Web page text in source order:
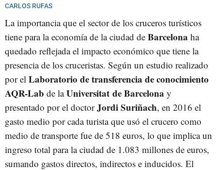
CARLOS RUFAS
La importancia que el sector de los cruceros turísticos
tiene para la economía de la ciudad de Barcelona ha
quedado reflejada el impacto económico que tiene la
presencia de los cruceristas. Según un estudio realizado
por el Laboratorio de transferencia de conocimiento
AQR-Lab de laUniversitat de Barcelona y
presentado por el doctorJordi Suriñach, en 2016 el
gasto medio por cada turista que usó el crucero como
medio de transporte fue de 518 euros, lo que implica un
ingreso total para la ciudad de 1.083 millones de euros,
sumando gastos directos, indirectos e inducidos. El